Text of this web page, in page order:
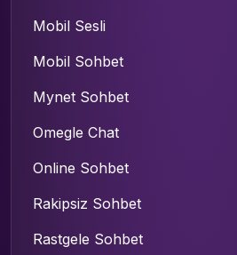
Mobil Sesli
Mobil Sohbet
Mynet Sohbet
Omegle Chat
Online Sohbet
Rakipsiz Sohbet
Rastgele Sohbet